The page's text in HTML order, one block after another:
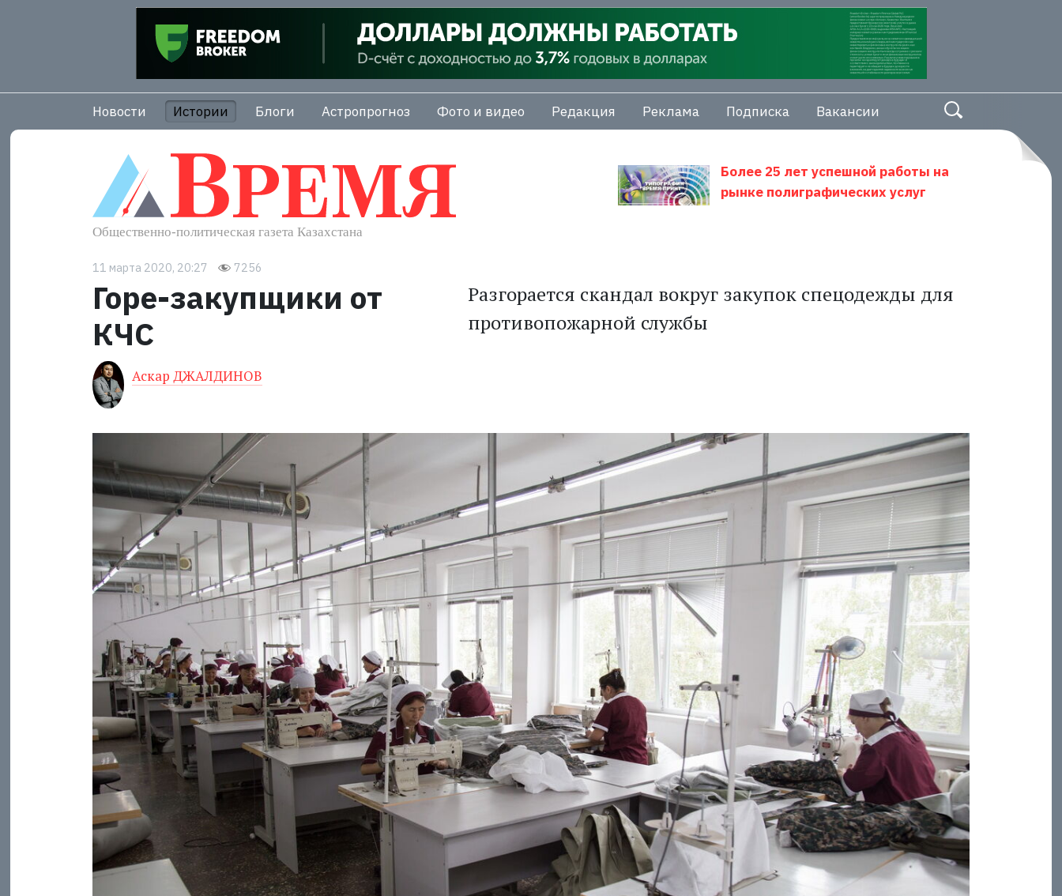
Новости Истории Блоги Астропрогноз Фото и видео Редакция Реклама Подписка Вакансии
Более 25 лет успешной работы на
рынке полиграфических услуг
11 марта 2020, 20:27 7256
Горе-закупщики от
КЧС
Аскар ДЖАЛДИНОВ
Разгорается скандал вокруг закупок спецодежды для
противопожарной службы